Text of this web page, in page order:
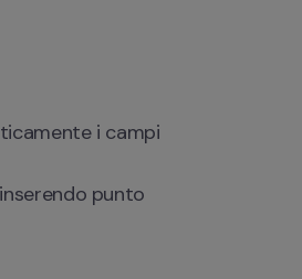
i campi
punto